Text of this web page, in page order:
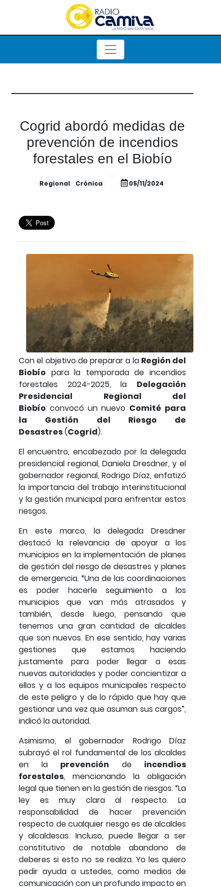
Cogrid abordó medidas de
prevención de incendios
forestales en el Biobío
Regional Crónica 05/11/2024
Con el objetivo de preparar a la Región del
Biobío para la temporada de incendios
forestales 2024-2025, la Delegación
Presidencial Regional del
Biobío convocó un nuevo Comité para
la Gestión del Riesgo de
Desastres(Cogrid).
El encuentro, encabezado por la delegada
presidencial regional, Daniela Dresdner, y el
gobernador regional, Rodrigo Díaz, enfatizó
la importancia del trabajo interinstitucional
y la gestión municipal para enfrentar estos
riesgos.
En este marco, la delegada Dresdner
destacó la relevancia de apoyar a los
municipios en la implementación de planes
de gestión del riesgo de desastres y planes
de emergencia. “Una de las coordinaciones
es poder hacerle seguimiento a los
municipios que van más atrasados y
también, desde luego, pensando que
tenemos una gran cantidad de alcaldes
que son nuevos. En ese sentido, hay varias
gestiones que estamos haciendo
justamente para poder llegar a esas
nuevas autoridades y poder concientizar a
ellos y a los equipos municipales respecto
de este peligro y de lo rápido que hay que
gestionar una vez que asuman sus cargos”,
indicó la autoridad.
Asimismo, el gobernador Rodrigo Díaz
subrayó el rol fundamental de los alcaldes
en la prevención de incendios
forestales, mencionando la obligación
legal que tienen en la gestión de riesgos. “La
ley es muy clara al respecto. La
responsabilidad de hacer prevención
respecto de cualquier riesgo es de alcaldes
y alcaldesas. Incluso, puede llegar a ser
constitutivo de notable abandono de
deberes si esto no se realiza. Yo les quiero
pedir ayuda a ustedes, como medios de
comunicación con un profundo impacto en